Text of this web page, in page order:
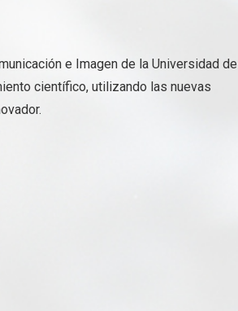
e Imagen de la Universidad
científico, utilizando las nuevas